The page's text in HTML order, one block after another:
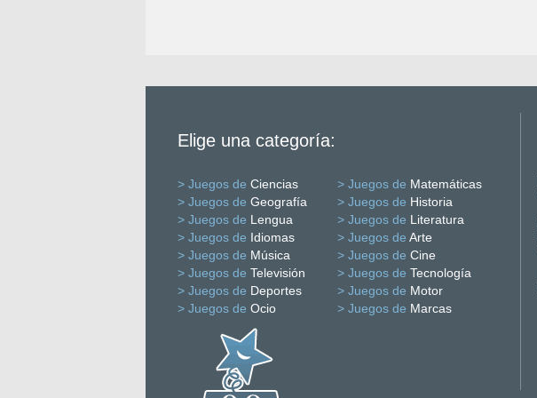
Elige una categoría:
> Juegos de Ciencias > Juegos de Matemáticas
> Juegos de Geografía > Juegos de Historia
> Juegos de Lengua > Juegos de Literatura
> Juegos de Idiomas > Juegos de Arte
> Juegos de Música > Juegos de Cine
> Juegos de Televisión > Juegos de Tecnología
> Juegos de Deportes > Juegos de Motor
> Juegos de Ocio > Juegos de Marcas